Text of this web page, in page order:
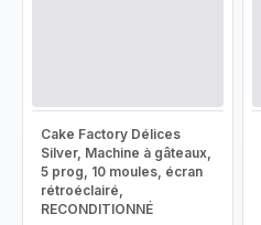
Cake Factory Délices
Silver, Machine à gâteaux,
5 prog, 10 moules, écran
rétroéclairé,
RECONDITIONNÉ